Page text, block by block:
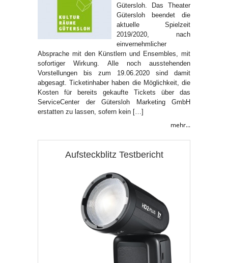
Gütersloh. Das Theater
Gütersloh beendet die
aktuelle Spielzeit
2019/2020, nach
einvernehmlicher
Absprache mit den Künstlern und Ensembles, mit
sofortiger Wirkung. Alle noch ausstehenden
Vorstellungen bis zum 19.06.2020 sind damit
abgesagt. Ticketinhaber haben die Möglichkeit, die
Kosten für bereits gekaufte Tickets über das
ServiceCenter der Gütersloh Marketing GmbH
erstatten zu lassen, sofern kein […]
mehr...
Aufsteckblitz Testbericht